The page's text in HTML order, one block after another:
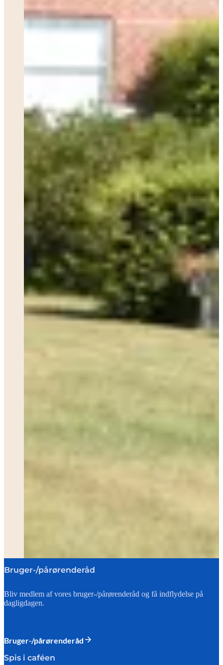
Bruger-/pårørenderåd
Bliv medlem af vores bruger-/pårørenderåd og få indflydelse på
dagligdagen.
Bruger-/pårørenderåd
Spis i caféen